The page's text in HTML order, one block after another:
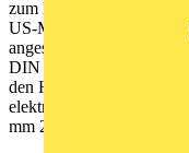
zum Einbau in Standard-
US-Modul
angeschlagen in
DIN 43880 für
den Hutschienen für
elektrische Anschlüsse
mm 2